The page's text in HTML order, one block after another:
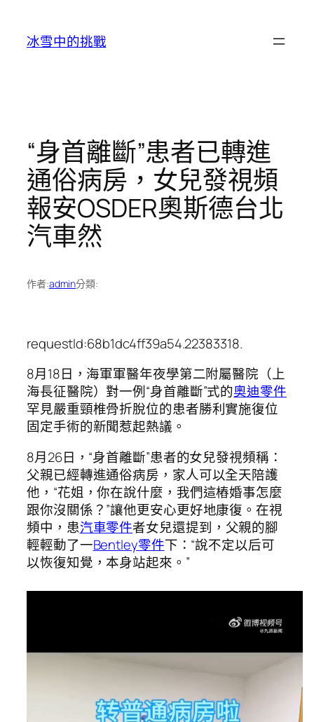
冰雪中的挑戰
“身首離斷”患者已轉進
通俗病房，女兒發視頻
報安OSDER奧斯德台北
汽車然
作者:admin分類:
requestId:68b1dc4ff39a54.22383318.
8月18日，海軍軍醫年夜學第二附屬醫院（上
海長征醫院）對一例“身首離斷”式的奧迪零件
罕見嚴重頸椎骨折脫位的患者勝利實施復位
固定手術的新聞惹起熱議。
8月26日，“身首離斷”患者的女兒發視頻稱：
父親已經轉進通俗病房，家人可以全天陪護
他，“花姐，你在說什麼，我們這樁婚事怎麼
跟你沒關係？”讓他更安心更好地康復。在視
頻中，患汽車零件者女兒還提到，父親的腳
輕輕動了一Bentley零件下：“說不定以后可
以恢復知覺，本身站起來。”